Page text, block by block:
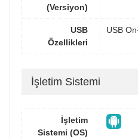
(Versiyon)
USB
Özellikleri
USB
İşletim Sistemi
İşletim
Sistemi (OS)